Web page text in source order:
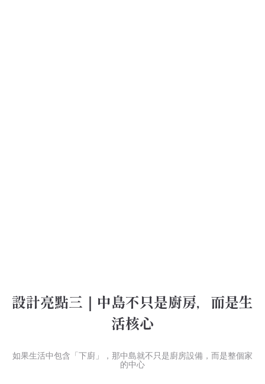
設計亮點三｜中島不只是廚房，而是生
活核心
如果生活中包含「下廚」，那中島就不只是廚房設備，而是整個家
的中心